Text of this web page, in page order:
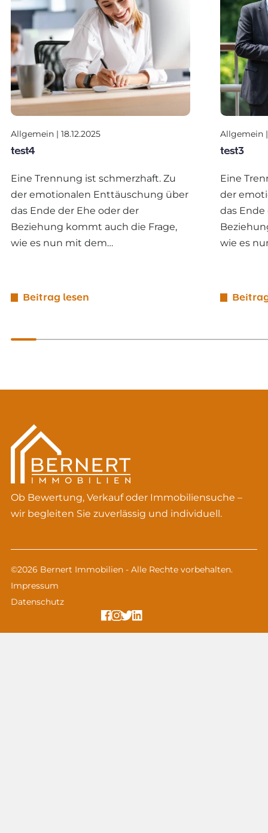
Allgemein | 18.12.2025
test4
Eine Trennung ist schmerzhaft. Zu
der emotionalen Enttäuschung über
das Ende der Ehe oder der
Beziehung kommt auch die Frage,
wie es nun mit dem…
Beitrag lesen
Allgemein |
test3
Eine
der
das
wie es
Ob Bewertung, Verkauf oder Immobiliensuche –
wir begleiten Sie zuverlässig und individuell.
©2026 Bernert Immobilien - Alle Rechte vorbehalten.
Impressum
Datenschutz